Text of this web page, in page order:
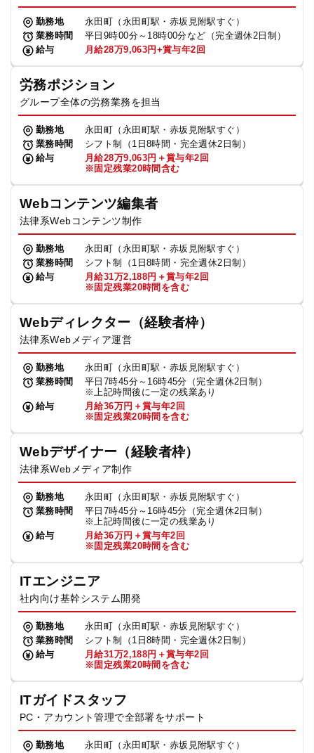
勤務地
永田町（永田町駅・赤坂見附駅すぐ）
業務時間
平日9時00分～18時00分など（完全週休2日制）
給与
月給28万9,063円+賞与年2回
労務ポジション
グループ全体の労務業務を担当
勤務地
永田町（永田町駅・赤坂見附駅すぐ）
業務時間
シフト制（1日8時間・完全週休2日制）
給与
月給28万9,063円＋賞与年2回
※固定残業20時間含む
Webコンテンツ編集者
法律系Webコンテンツ制作
勤務地
永田町（永田町駅・赤坂見附駅すぐ）
業務時間
シフト制（1日8時間・完全週休2日制）
給与
月給31万2,188円＋賞与年2回
※固定残業20時間を含む
Webディレクター（経験者枠）
法律系Webメディア運営
勤務地
永田町（永田町駅・赤坂見附駅すぐ）
業務時間
平日7時45分～16時45分（完全週休2日制）
※上記時間後に一定の残業あり
給与
月給36万円＋賞与年2回
※固定残業20時間を含む
Webデザイナー（経験者枠）
法律系Webメディア制作
勤務地
永田町（永田町駅・赤坂見附駅すぐ）
業務時間
平日7時45分～16時45分（完全週休2日制）
※上記時間後に一定の残業あり
給与
月給36万円＋賞与年2回
※固定残業20時間を含む
ITエンジニア
社内向け基幹システム開発
勤務地
永田町（永田町駅・赤坂見附駅すぐ）
業務時間
シフト制（1日8時間・完全週休2日制）
給与
月給31万2,188円＋賞与年2回
※固定残業20時間を含む
ITガイドスタッフ
PC・アカウント管理で全部署をサポート
勤務地
永田町（永田町駅・赤坂見附駅すぐ）